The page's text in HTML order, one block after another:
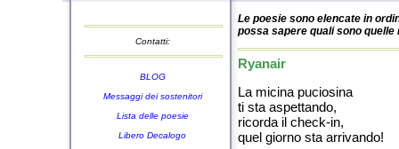
Contatti:
BLOG
Messaggi dei sostenitori
Lista delle poesie
Libero Decalogo
Le poesie sono elencate in
possa sapere quali sono
Ryanair
La micina puciosina
ti sta aspettando,
ricorda il check-in,
quel giorno sta arrivando!